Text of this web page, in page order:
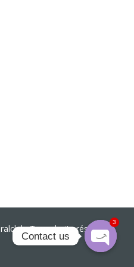
Tous droits réservés
Contact us
3